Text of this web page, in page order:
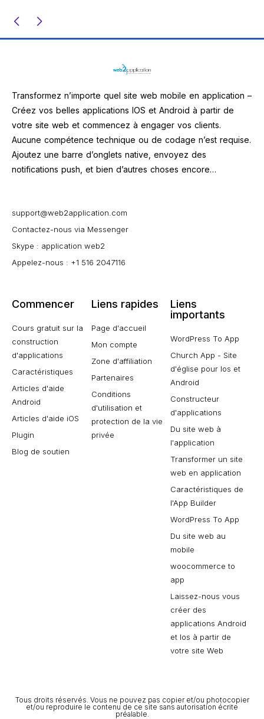
Transformez n’importe quel site web mobile en application –
Créez vos belles applications IOS et Android à partir de
votre site web et commencez à engager vos clients.
Aucune compétence technique ou de codage n’est requise.
Ajoutez une barre d’onglets native, envoyez des
notifications push, et bien d’autres choses encore…
support@web2application.com
Contactez-nous via Messenger
Skype : application web2
Appelez-nous : +1 516 2047116
Commencer
Cours gratuit sur la
construction
d'applications
Caractéristiques
Articles d'aide
Android
Articles d'aide iOS
Plugin
Blog de soutien
Liens rapides
Page d'accueil
Mon compte
Zone d'affiliation
Partenaires
Conditions
d'utilisation et
protection de la vie
privée
Liens
importants
WordPress To App
Church App - Site
d'église pour Ios et
Android
Constructeur
d'applications
Du site web à
l'application
Transformer un site
web en application
Caractéristiques de
l'App Builder
WordPress To App
Du site web au
mobile
woocommerce to
app
Laissez-nous vous
créer des
applications Android
et Ios à partir de
votre site Web
Tous droits réservés. Vous ne pouvez pas copier et/ou photocopier
et/ou reproduire le contenu de ce site sans autorisation écrite
préalable.